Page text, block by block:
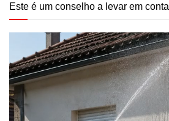
Este é um conselho a levar em conta